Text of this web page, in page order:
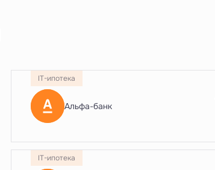
Альфа-банк
IT-ипотека
IT-ипотека